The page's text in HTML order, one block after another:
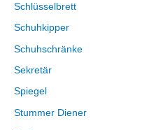
Schlüsselbrett
Schuhkipper
Schuhschränke
Sekretär
Spiegel
Stummer Diener